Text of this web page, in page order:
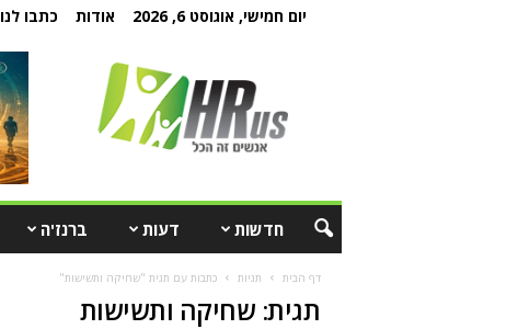
יום חמישי, אוגוסט 6, 2026 אודות כתבו לנו
חדשות דעות ברנז'ה
דף הבית תגיות כתבות עם תגית "שחיקה ותשישות"
תגית: שחיקה ותשישות